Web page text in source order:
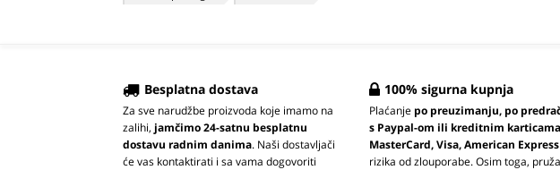
Besplatna dostava
Za sve narudžbe proizvoda koje imamo na
zalihi, jamčimo 24-satnu besplatnu
dostavu radnim danima. Naši dostavljači
će vas kontaktirati i sa vama dogovoriti
100% sigurna kupnja
Plaćanje po preuzimanju, po
s Paypal-om ili kreditnim karticama
MasterCard, Visa, American Express
rizika od zlouporabe. Osim toga,